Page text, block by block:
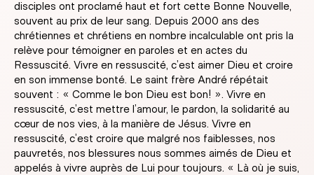
disciples ont proclamé haut et fort cette Bonne Nouvelle,
souvent au prix de leur sang. Depuis 2000 ans des
chrétiennes et chrétiens en nombre incalculable ont pris la
relève pour témoigner en paroles et en actes du
Ressuscité. Vivre en ressuscité, c’est aimer Dieu et croire
en son immense bonté. Le saint frère André répétait
souvent : « Comme le bon Dieu est bon! ». Vivre en
ressuscité, c’est mettre l’amour, le pardon, la solidarité au
cœur de nos vies, à la manière de Jésus. Vivre en
ressuscité, c’est croire que malgré nos faiblesses, nos
pauvretés, nos blessures nous sommes aimés de Dieu et
appelés à vivre auprès de Lui pour toujours. « Là où je suis,